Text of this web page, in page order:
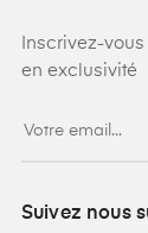
Inscrivez-
en exclusivité
Suivez nous